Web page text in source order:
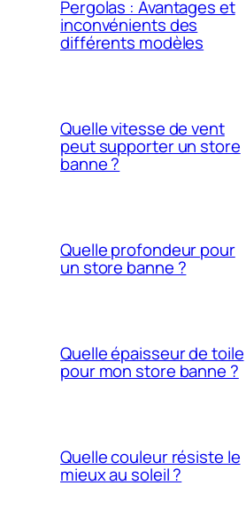
Pergolas : Avantages et
inconvénients des
différents modèles
Quelle vitesse de vent
peut supporter un store
banne ?
Quelle profondeur pour
un store banne ?
Quelle épaisseur de toile
pour mon store banne ?
Quelle couleur résiste le
mieux au soleil ?